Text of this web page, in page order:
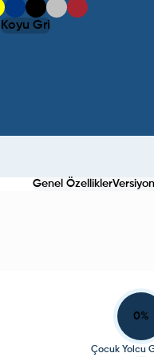
Koyu Gri
Genel Özellikler
0%
Çocuk Yolcu